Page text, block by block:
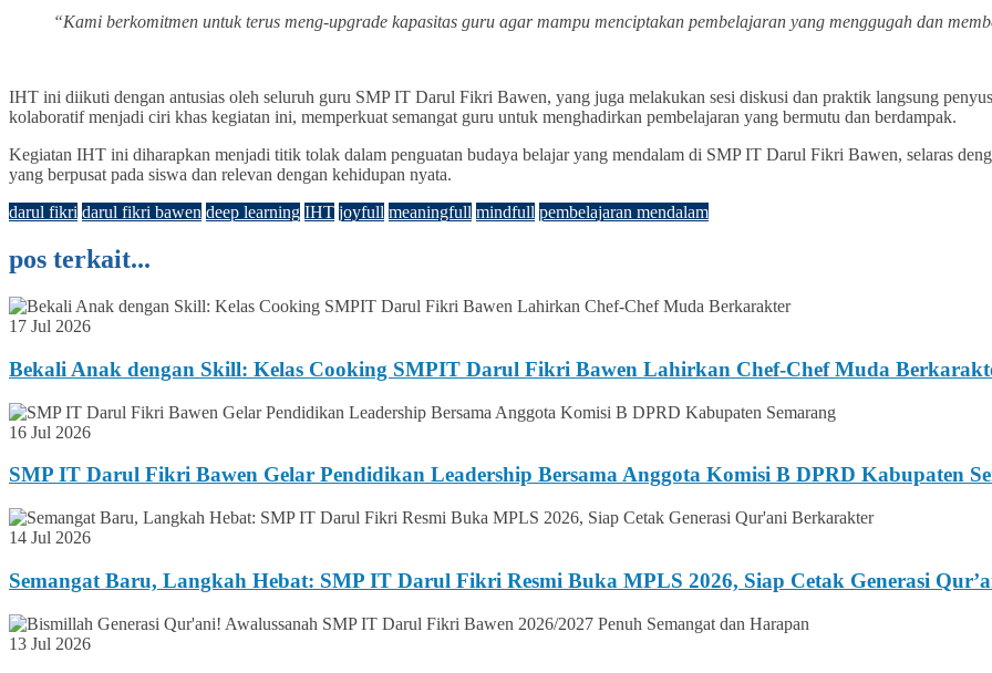
“Kami berkomitmen untuk terus meng-upgrade kapasitas guru agar mampu menciptakan pembelajaran yang menggugah dan
IHT ini diikuti dengan antusias oleh seluruh guru SMP IT Darul Fikri Bawen, yang juga melakukan sesi diskusi dan praktik langsung
kolaboratif menjadi ciri khas kegiatan ini, memperkuat semangat guru untuk menghadirkan pembelajaran yang bermutu dan berdampak.
Kegiatan IHT ini diharapkan menjadi titik tolak dalam penguatan budaya belajar yang mendalam di SMP IT Darul Fikri Bawen, selaras
yang berpusat pada siswa dan relevan dengan kehidupan nyata.
darul fikri darul fikri bawen deep learning IHT joyfull meaningfull mindfull pembelajaran mendalam
pos terkait...
17 Jul 2026
Bekali Anak dengan Skill: Kelas Cooking SMPIT Darul Fikri Bawen Lahirkan Chef-Chef Muda
16 Jul 2026
SMP IT Darul Fikri Bawen Gelar Pendidikan Leadership Bersama Anggota Komisi B DPRD Kabupaten
14 Jul 2026
Semangat Baru, Langkah Hebat: SMP IT Darul Fikri Resmi Buka MPLS 2026, Siap Cetak Generasi
13 Jul 2026